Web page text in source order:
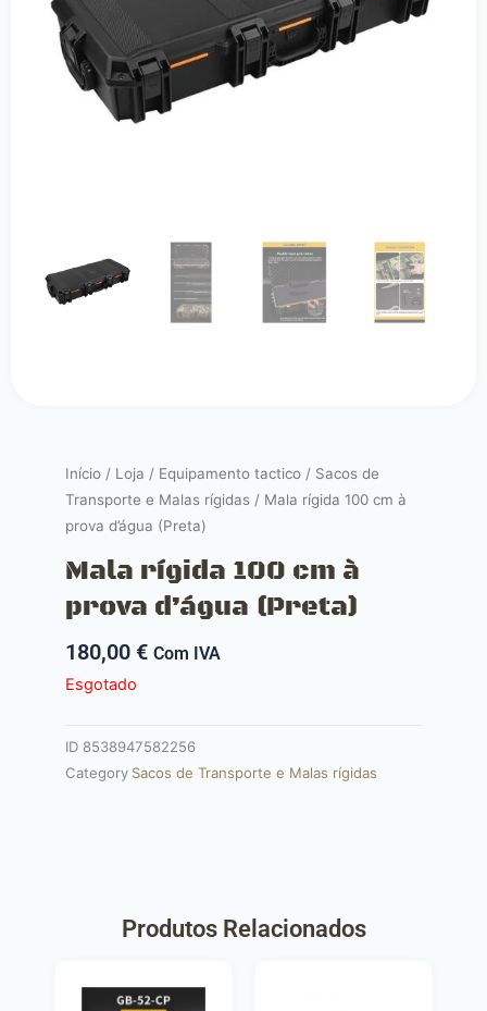
Início / Loja / Equipamento tactico / Sacos de
Transporte e Malas rígidas / Mala rígida 100 cm à
prova d’água (Preta)
Mala rígida 100 cm à
prova d’água (Preta)
180,00 € Com IVA
Esgotado
ID 8538947582256
Category Sacos de Transporte e Malas rígidas
Produtos Relacionados